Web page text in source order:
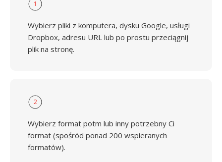
1
Wybierz pliki z komputera, dysku Google, usługi
Dropbox, adresu URL lub po prostu przeciągnij
plik na stronę.
2
Wybierz format potm lub inny potrzebny Ci
format (spośród ponad 200 wspieranych
formatów).